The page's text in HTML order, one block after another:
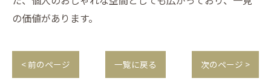
の価値があります。
< 前のページ 一覧に戻る 次のページ >